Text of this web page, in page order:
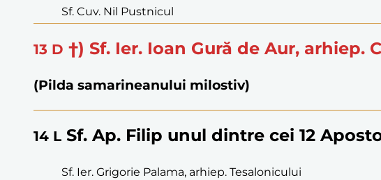
Sf. Cuv. Nil Pustnicul
13 D †) Sf. Ier. Ioan Gură de Aur,
(Pilda samarineanului milostiv)
14 L Sf. Ap. Filip unul dintre cei 12
Sf. Ier. Grigorie Palama, arhiep. Tesalonicului